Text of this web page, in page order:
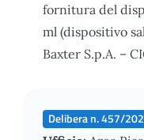
fornitura del
ml (dispositivo
Baxter S.p.A. –
Delibera n. 457/